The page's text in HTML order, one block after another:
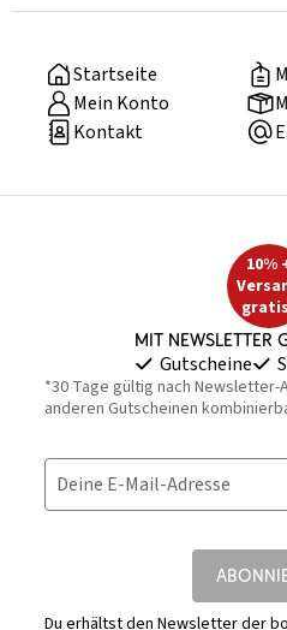
Startseite
Mein Konto
Kontakt
10%
Mit Newsletter
Gutscheine
*30 Tage gültig nach Newsletter-
anderen Gutscheinen
Deine E-Mail-Adresse
Du erhältst den Newsletter der